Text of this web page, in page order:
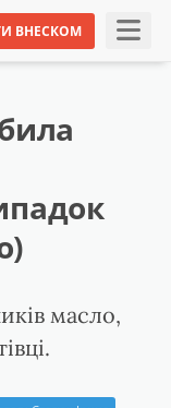
ВНЕСКОМ
масло,